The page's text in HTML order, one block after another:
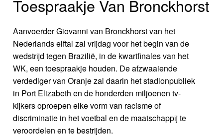
Toespraakje Van Bronckhorst
Aanvoerder Giovanni van Bronckhorst van het
Nederlands elftal zal vrijdag voor het begin van de
wedstrijd tegen Brazilië, in de kwartfinales van het
WK, een toespraakje houden. De afzwaaiende
verdediger van Oranje zal daarin het stadionpubliek
in Port Elizabeth en de honderden miljoenen tv-
kijkers oproepen elke vorm van racisme of
discriminatie in het voetbal en de maatschappij te
veroordelen en te bestrijden.